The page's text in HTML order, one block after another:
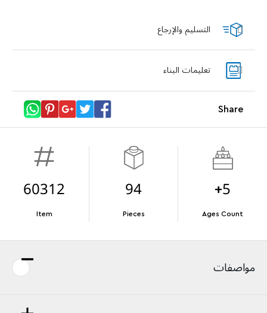
هدية مع كل عملية شراء
LEGO® Koenigsegg Sadair's Spear
Steering Wheel
With purchases of Koenigsegg Sadair's Spear
Megacar (42232). While supplies last.*
التسليم والإرجاع
تعليمات البناء
Share
5+
Ages Count
94
Pieces
60312
Item
مواصفات